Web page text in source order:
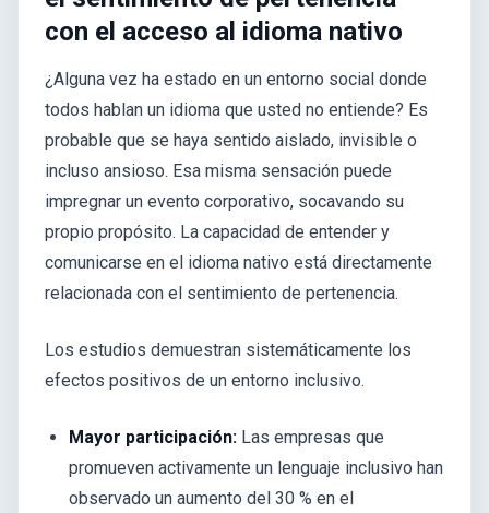
con el acceso al idioma nativo
¿Alguna vez ha estado en un entorno social donde
todos hablan un idioma que usted no entiende? Es
probable que se haya sentido aislado, invisible o
incluso ansioso. Esa misma sensación puede
impregnar un evento corporativo, socavando su
propio propósito. La capacidad de entender y
comunicarse en el idioma nativo está directamente
relacionada con el sentimiento de pertenencia.
Los estudios demuestran sistemáticamente los
efectos positivos de un entorno inclusivo.
Mayor participación: Las empresas que
promueven activamente un lenguaje inclusivo han
observado un aumento del 30 % en el